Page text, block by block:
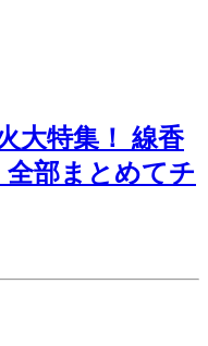
大特集！ 線香
部まとめてチ